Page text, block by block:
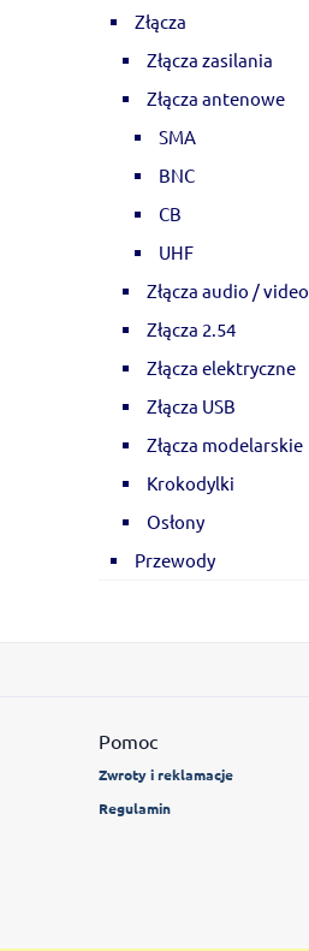
Złącza
Złącza zasilania
Złącza antenowe
SMA
BNC
CB
UHF
Złącza audio / video
Złącza 2.54
Złącza elektryczne
Złącza USB
Złącza modelarskie
Krokodylki
Osłony
Przewody
Pomoc
Zwroty i reklamacje
Regulamin